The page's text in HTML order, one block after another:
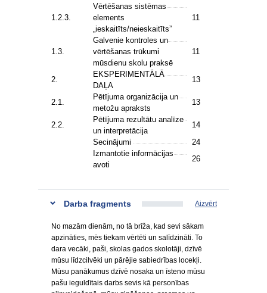
1.2.3.
Vērtēšanas sistēmas
elements
„ieskaitīts/neieskaitīts”
11
1.3.
Galvenie kontroles un
vērtēšanas trūkumi
mūsdienu skolu praksē
11
2.
EKSPERIMENTĀLĀ
DAĻA
13
2.1.
Pētījuma organizācija un
metožu apraksts
13
2.2.
Pētījuma rezultātu analīze
un interpretācija
14
Secinājumi
24
Izmantotie informācijas
avoti
26
Darba fragments Aizvērt
No mazām dienām, no tā brīža, kad sevi sākam
apzināties, mēs tiekam vērtēti un salīdzināti. To
dara vecāki, paši, skolas gados skolotāji, dzīvē
mūsu līdzcilvēki un pārējie sabiedrības locekļi.
Mūsu panākumus dzīvē nosaka un īsteno mūsu
pašu ieguldītais darbs sevis kā personības